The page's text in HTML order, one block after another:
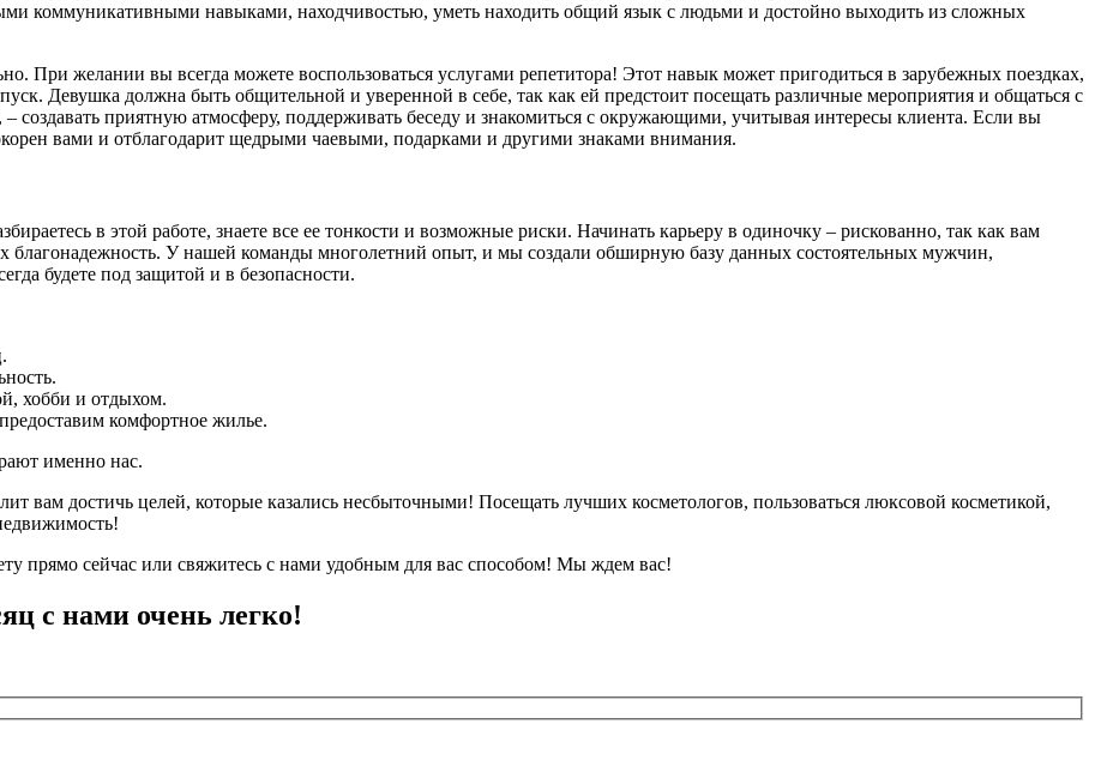
коммуникативными навыками, находчивостью, уметь находить общий язык с людьми и достойно выходить из сложных
При желании вы всегда можете воспользоваться услугами репетитора! Этот навык может пригодиться в зарубежных поездках,
Девушка должна быть общительной и уверенной в себе, так как ей предстоит посещать различные мероприятия и общаться с
приятную атмосферу, поддерживать беседу и знакомиться с окружающими, учитывая интересы клиента. Если вы
вами и отблагодарит щедрыми чаевыми, подарками и другими знаками внимания.
в этой работе, знаете все ее тонкости и возможные риски. Начинать карьеру в одиночку – рискованно, так как вам
благонадежность. У нашей команды многолетний опыт, и мы создали обширную базу данных состоятельных мужчин,
будете под защитой и в безопасности.
хобби и отдыхом.
комфортное жилье.
именно нас.
вам достичь целей, которые казались несбыточными! Посещать лучших косметологов, пользоваться люксовой косметикой,
прямо сейчас или свяжитесь с нами удобным для вас способом! Мы ждем вас!
с нами очень легко!